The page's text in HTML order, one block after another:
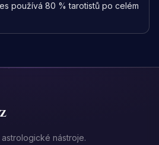
používá 80 % tarotistů po celém
nástroje.